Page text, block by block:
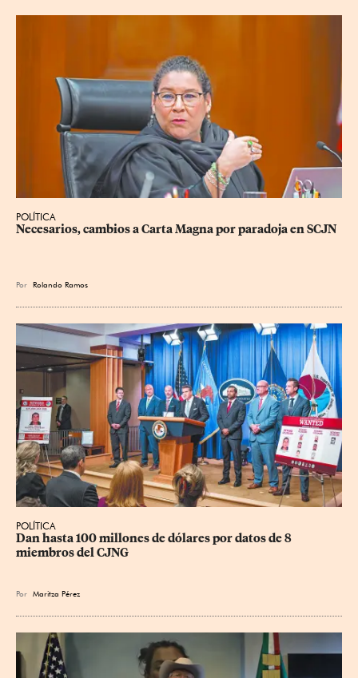
POLÍTICA
Necesarios, cambios a Carta Magna por paradoja en SCJN
Por Rolando Ramos
POLÍTICA
Dan hasta 100 millones de dólares por datos de 8
miembros del CJNG
Por Maritza Pérez